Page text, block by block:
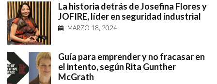
La historia detrás de Josefina Flores y
JOFIRE, líder en seguridad industrial
MARZO 18, 2024
Guía para emprender y no fracasar en
el intento, según Rita Gunther
McGrath